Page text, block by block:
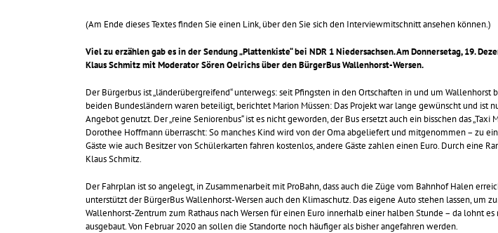
(Am Ende dieses Textes finden Sie einen Link, über den Sie sich den Interviewmitschnitt ansehen können.)
Viel zu erzählen gab es in der Sendung „Plattenkiste“ bei NDR 1 Niedersachsen. Am Donnersetag, 19.
Klaus Schmitz mit Moderator Sören Oelrichs über den BürgerBus Wallenhorst-Wersen.
Der Bürgerbus ist „länderübergreifend“ unterwegs: seit Pfingsten in den Ortschaften in und um
beiden Bundesländern waren beteiligt, berichtet Marion Müssen: Das Projekt war lange gewünscht und
Angebot genutzt. Der „reine Seniorenbus“ ist es nicht geworden, der Bus ersetzt auch ein bisschen das
Dorothee Hoffmann überrascht: So manches Kind wird von der Oma abgeliefert und mitgenommen – zu
Gäste wie auch Besitzer von Schülerkarten fahren kostenlos, andere Gäste zahlen einen Euro. Durch eine
Klaus Schmitz.
Der Fahrplan ist so angelegt, in Zusammenarbeit mit ProBahn, dass auch die Züge vom Bahnhof Halen
unterstützt der BürgerBus Wallenhorst-Wersen auch den Klimaschutz. Das eigene Auto stehen lassen, um
Wallenhorst-Zentrum zum Rathaus nach Wersen für einen Euro innerhalb einer halben Stunde – da lohnt
ausgebaut. Von Februar 2020 an sollen die Standorte noch häufiger als bisher angefahren werden.